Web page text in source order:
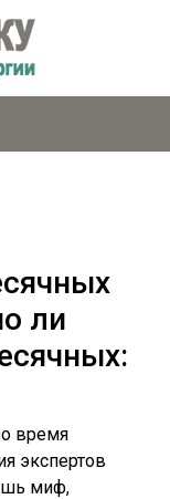
ли
время
экспертов
миф,